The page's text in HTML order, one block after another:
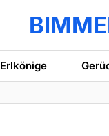
Erlkönige